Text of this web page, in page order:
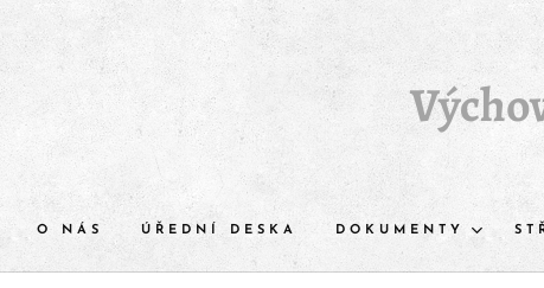
O NÁS ÚŘEDNÍ DESKA DOKUMENTY